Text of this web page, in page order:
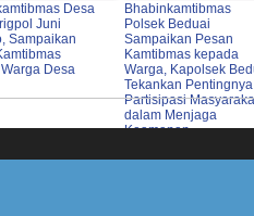
Desa
Juni
Sampaikan
Desa
Bhabinkamtibmas
Polsek Beduai
Sampaikan Pesan
Kamtibmas kepada
Warga, Kapolsek
Tekankan Pentingnya
Partisipasi
dalam Menjaga
Keamanan